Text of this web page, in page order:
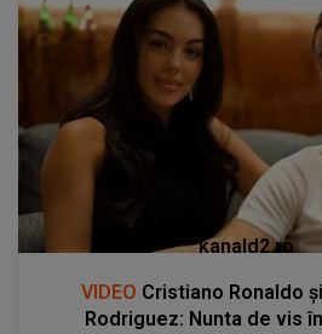
kanald2.ro
VIDEO Cristiano Ronaldo
Rodriguez: Nunta de vis